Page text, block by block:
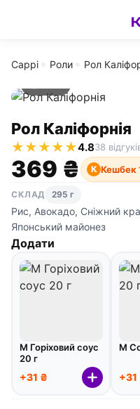
Cappi Роли Рол
Рол Каліфорнія
★★★★★4.838
369 ₴ К Кешбек
СКЛАД 295 г
Рис, Авокадо, Сніжний
Японський майонез
Додати
М Горіховий соус
20 г
+31 ₴
М
+31